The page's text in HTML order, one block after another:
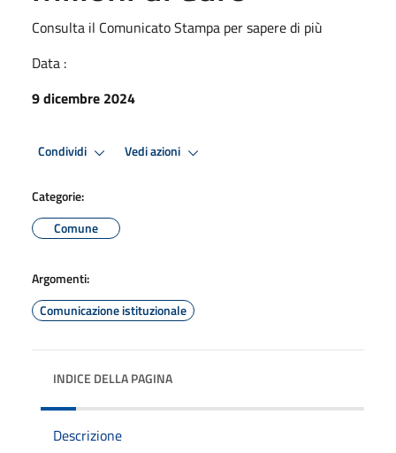
Consulta il Comunicato Stampa per sapere di più
Data :
9 dicembre 2024
Condividi Vedi azioni
Categorie:
Comune
Argomenti:
Comunicazione istituzionale
INDICE DELLA PAGINA
Descrizione